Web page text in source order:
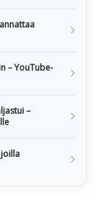
– YouTube-
–